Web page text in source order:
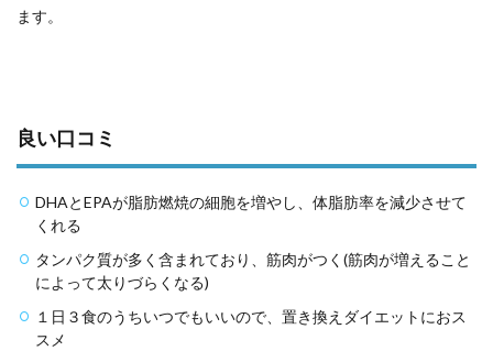
ます。
良い口コミ
DHAとEPAが脂肪燃焼の細胞を増やし、体脂肪率を減少させて
くれる
タンパク質が多く含まれており、筋肉がつく(筋肉が増えること
によって太りづらくなる)
１日３食のうちいつでもいいので、置き換えダイエットにおス
スメ